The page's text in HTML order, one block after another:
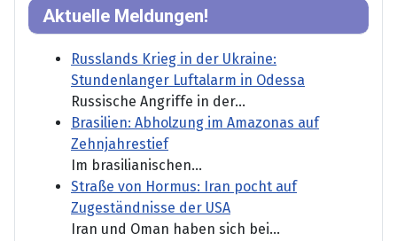
Aktuelle Meldungen!
Russlands Krieg in der Ukraine:
Stundenlanger Luftalarm in Odessa
Russische Angriffe in der...
Brasilien: Abholzung im Amazonas auf
Zehnjahrestief
Im brasilianischen...
Straße von Hormus: Iran pocht auf
Zugeständnisse der USA
Iran und Oman haben sich bei...